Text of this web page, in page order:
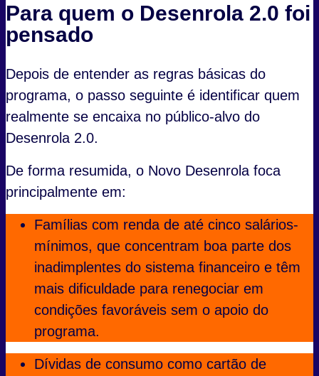
Para quem o Desenrola 2.0 foi
pensado
Depois de entender as regras básicas do
programa, o passo seguinte é identificar quem
realmente se encaixa no público‑alvo do
Desenrola 2.0.
De forma resumida, o Novo Desenrola foca
principalmente em:
Famílias com renda de até cinco salários-
mínimos, que concentram boa parte dos
inadimplentes do sistema financeiro e têm
mais dificuldade para renegociar em
condições favoráveis sem o apoio do
programa.
Dívidas de consumo como cartão de